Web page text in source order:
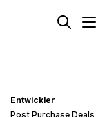
Entwickler
Post Purchase Deals